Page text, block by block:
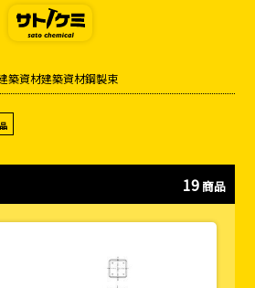
ンロード
築資材建築資材鋼製束
19 商品